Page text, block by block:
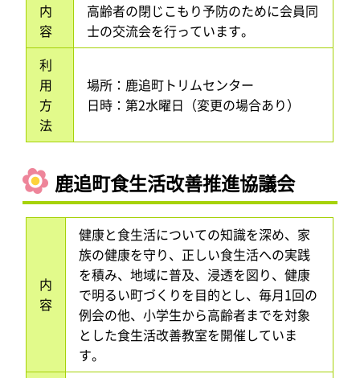
内
容
高齢者の閉じこもり予防のために会員同
士の交流会を行っています。
利
用
方
法
場所：鹿追町トリムセンター
日時：第2水曜日（変更の場合あり）
鹿追町食生活改善推進協議会
内
容
健康と食生活についての知識を深め、家
族の健康を守り、正しい食生活への実践
を積み、地域に普及、浸透を図り、健康
で明るい町づくりを目的とし、毎月1回の
例会の他、小学生から高齢者までを対象
とした食生活改善教室を開催していま
す。